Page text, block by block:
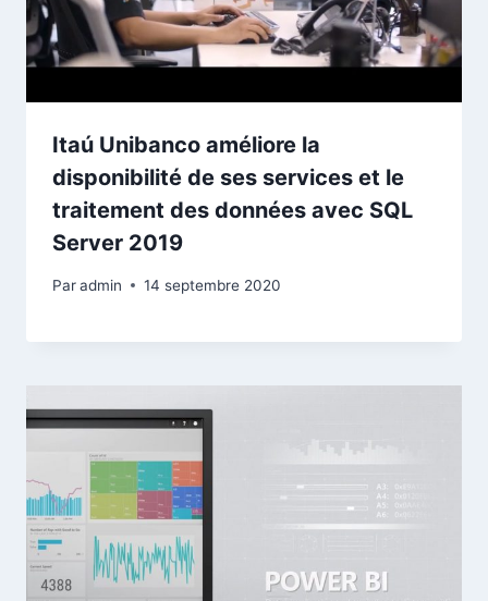
Itaú Unibanco améliore la
disponibilité de ses services et le
traitement des données avec SQL
Server 2019
Paradmin 14 septembre 2020